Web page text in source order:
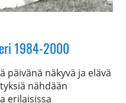
1984-2000
päivänä näkyvä ja elävä
nähdään
erilaisissa